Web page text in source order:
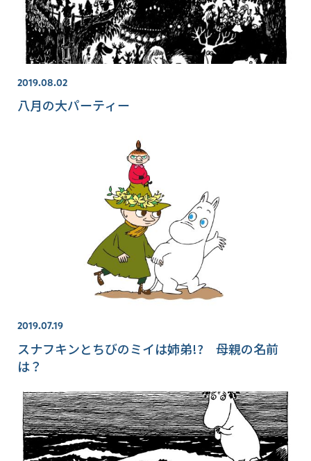
2019.08.02
八月の大パーティー
2019.07.19
スナフキンとちびのミイは姉弟!? 母親の名前
は？